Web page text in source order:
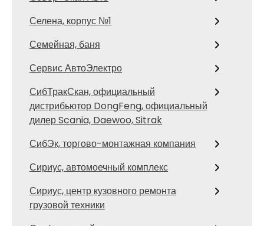
Селена, корпус №1
Семейная, баня
Сервис АвтоЭлектро
СибТракСкан, официальный
дистрибьютор DongFeng, официальный
дилер Scania, Daewoo, Sitrak
СибЭк, торгово-монтажная компания
Сириус, автомоечный комплекс
Сириус, центр кузовного ремонта
грузовой техники